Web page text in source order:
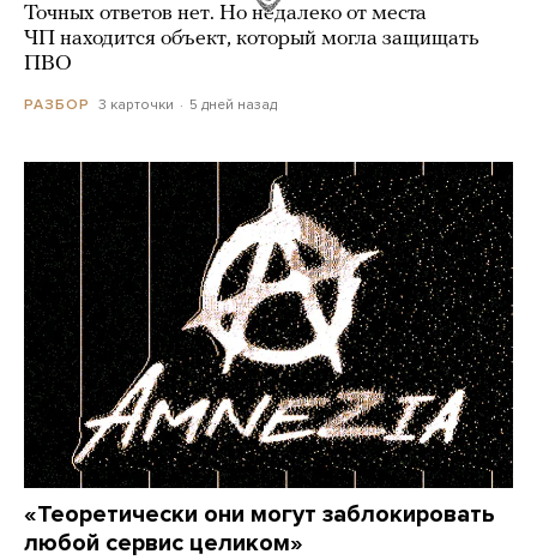
Точных ответов нет. Но недалеко от места
ЧП находится объект, который могла защищать
ПВО
РАЗБОР 3 карточки 5 дней назад
«Теоретически они могут заблокировать
любой сервис целиком»